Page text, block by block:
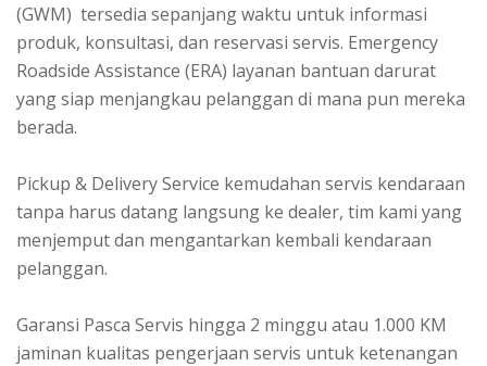
(GWM) tersedia sepanjang waktu untuk informasi
produk, konsultasi, dan reservasi servis. Emergency
Roadside Assistance (ERA) layanan bantuan darurat
yang siap menjangkau pelanggan di mana pun mereka
berada.
Pickup & Delivery Service kemudahan servis kendaraan
tanpa harus datang langsung ke dealer, tim kami yang
menjemput dan mengantarkan kembali kendaraan
pelanggan.
Garansi Pasca Servis hingga 2 minggu atau 1.000 KM
jaminan kualitas pengerjaan servis untuk ketenangan